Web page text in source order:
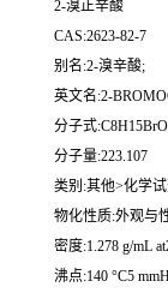
2-溴正辛酸
CAS:2623-82-7
别名:2-溴辛酸;
英文名:2-
分子式
分子量:223.107
类别:其他>化学
物化性质:外观与
密度:1.278 g/mL
沸点:140 °C5